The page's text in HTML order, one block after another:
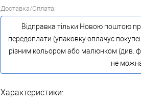
Доставка/Оплата:
Відправка тільки Новою поштою
передоплати (упаковку оплачує
різним кольором або малюнком (див.
не
Характеристики: